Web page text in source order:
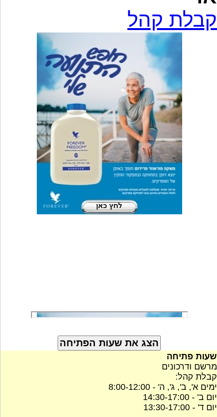
קבלת קהל
שעות פתיחה
מרשם ודרכונים
קבלת קהל:
ימים א', ב', ג', ה' - 8:00-12:00
יום ב' - 14:30-17:00
יום ד' - 13:30-17:00